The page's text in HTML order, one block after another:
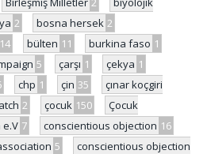
2 bosna hersek 2
14 bülten 11 burkina faso 1
5 çarşı 1 çekya 1
chp 1 çin 35
çınar koçgiri
2 çocuk 150
Çocuk
7 conscientious objection 16
5
conscientious objection